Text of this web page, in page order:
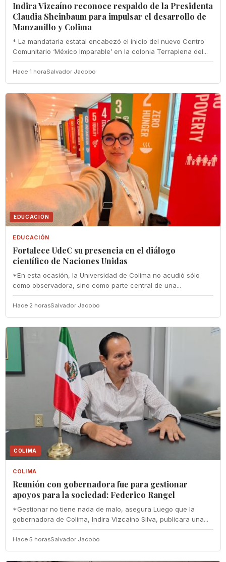
Indira Vizcaíno reconoce respaldo de la Presidenta
Claudia Sheinbaum para impulsar el desarrollo de
Manzanillo y Colima
* La mandataria estatal encabezó el inicio del nuevo Centro
Comunitario ‘México Imparable’ en la colonia Terraplena del...
Hace 1 horaSalvador Jacobo
EDUCACIÓN
EDUCACIÓN
Fortalece UdeC su presencia en el diálogo
científico de Naciones Unidas
*En esta ocasión, la Universidad de Colima no acudió sólo
como observadora, sino como parte central de una...
Hace 2 horasSalvador Jacobo
COLIMA
COLIMA
Reunión con gobernadora fue para gestionar
apoyos para la sociedad: Federico Rangel
*Gestionar no tiene nada de malo, asegura Luego que la
gobernadora de Colima, Indira Vizcaíno Silva, publicara una...
Hace 5 horasSalvador Jacobo